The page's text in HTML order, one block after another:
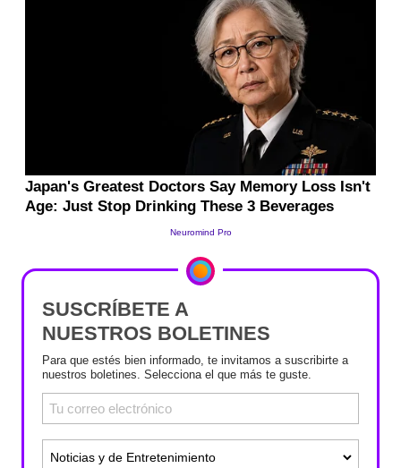
SUSCRÍBETE A
NUESTROS BOLETINES
Para que estés bien informado, te invitamos a suscribirte a
nuestros boletines. Selecciona el que más te guste.